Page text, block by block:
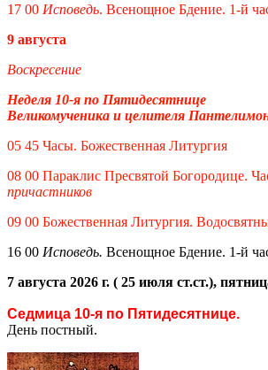
17 00 Исповедь. Всенощное Бдение. 1-й
9 августа
Воскресение
Неделя 10-я по Пятидесятнице
Великомученика и целителя
05 45 Часы. Божественная Литургия
08 00 Параклис Пресвятой Богородице.
причастников
09 00 Божественная Литургия.
16 00 Исповедь. Всенощное Бдение. 1-й
7 августа 2026 г. ( 25 июля ст.ст.),
Седмица 10-я по Пятидесятнице.
День постный.